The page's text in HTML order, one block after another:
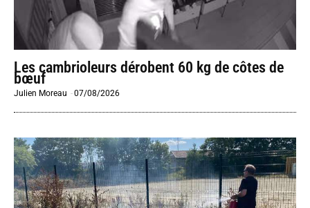
Les cambrioleurs dérobent 60 kg de côtes de
bœuf
Julien Moreau -07/08/2026